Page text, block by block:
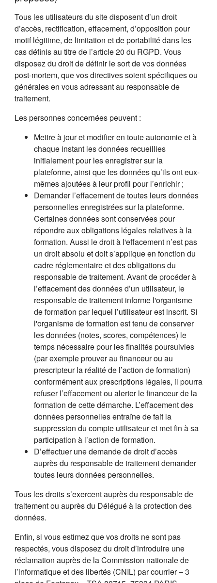
Tous les utilisateurs du site disposent d’un droit
d’accès, rectification, effacement, d’opposition pour
motif légitime, de limitation et de portabilité dans les
cas définis au titre de l’article 20 du RGPD. Vous
disposez du droit de définir le sort de vos données
post-mortem, que vos directives soient spécifiques ou
générales en vous adressant au responsable de
traitement.
Les personnes concernées peuvent :
Mettre à jour et modifier en toute autonomie et à
chaque instant les données recueillies
initialement pour les enregistrer sur la
plateforme, ainsi que les données qu’ils ont eux-
mêmes ajoutées à leur profil pour l’enrichir ;
Demander l’effacement de toutes leurs données
personnelles enregistrées sur la plateforme.
Certaines données sont conservées pour
répondre aux obligations légales relatives à la
formation. Aussi le droit à l'effacement n’est pas
un droit absolu et doit s’applique en fonction du
cadre réglementaire et des obligations du
responsable de traitement. Avant de procéder à
l’effacement des données d’un utilisateur, le
responsable de traitement informe l'organisme
de formation par lequel l’utilisateur est inscrit. Si
l'organisme de formation est tenu de conserver
les données (notes, scores, compétences) le
temps nécessaire pour les finalités poursuivies
(par exemple prouver au financeur ou au
prescripteur la réalité de l’action de formation)
conformément aux prescriptions légales, il pourra
refuser l’effacement ou alerter le financeur de la
formation de cette démarche. L’effacement des
données personnelles entraîne de fait la
suppression du compte utilisateur et met fin à sa
participation à l’action de formation.
D’effectuer une demande de droit d’accès
auprès du responsable de traitement demander
toutes leurs données personnelles.
Tous les droits s’exercent auprès du responsable de
traitement ou auprès du Délégué à la protection des
données.
Enfin, si vous estimez que vos droits ne sont pas
respectés, vous disposez du droit d’introduire une
réclamation auprès de la Commission nationale de
l’informatique et des libertés (CNIL) par courrier – 3